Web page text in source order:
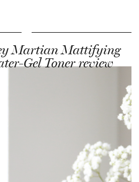
Martian Mattifying
Gel Toner review